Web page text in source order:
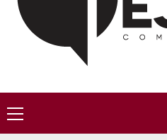
Menú
principal